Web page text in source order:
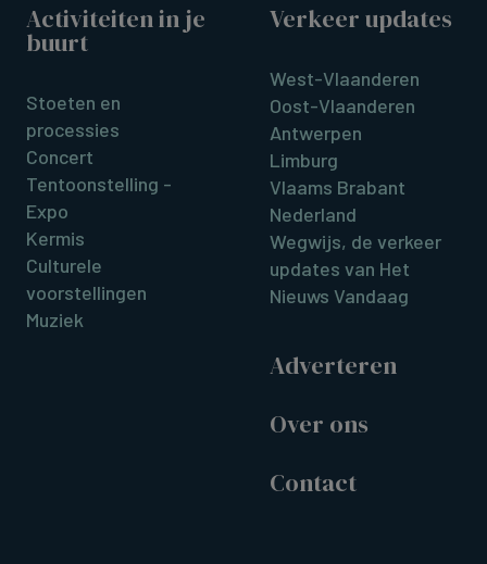
Activiteiten in je
buurt
Stoeten en
processies
Concert
Tentoonstelling -
Expo
Kermis
Culturele
voorstellingen
Muziek
Verkeer updates
West-Vlaanderen
Oost-Vlaanderen
Antwerpen
Limburg
Vlaams Brabant
Nederland
Wegwijs, de verkeer
updates van Het
Nieuws Vandaag
Adverteren
Over ons
Contact